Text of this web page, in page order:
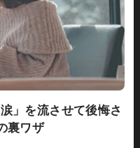
」を流させて後悔さ
裏ワザ